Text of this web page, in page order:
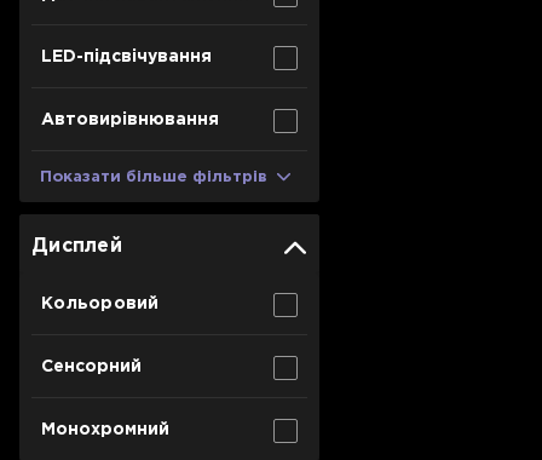
LED-підсвічування
Автовирівнювання
Показати більше фільтрів
Дисплей
Кольоровий
Сенсорний
Монохромний